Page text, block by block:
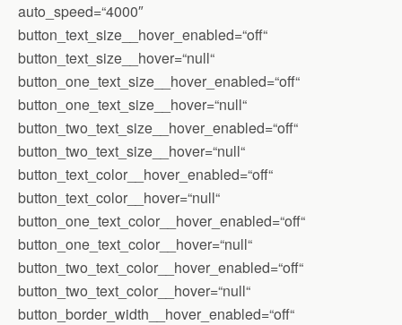
auto_speed=“4000″
button_text_size__hover_enabled=“off“
button_text_size__hover=“null“
button_one_text_size__hover_enabled=“off“
button_one_text_size__hover=“null“
button_two_text_size__hover_enabled=“off“
button_two_text_size__hover=“null“
button_text_color__hover_enabled=“off“
button_text_color__hover=“null“
button_one_text_color__hover_enabled=“off“
button_one_text_color__hover=“null“
button_two_text_color__hover_enabled=“off“
button_two_text_color__hover=“null“
button_border_width__hover_enabled=“off“